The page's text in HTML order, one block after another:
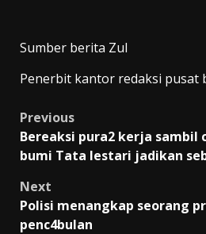
Sumber berita Zul
Penerbit kantor redaksi pusat
Post
navigation
Previous
Bereaksi pura2 kerja sambil
bumi Tata lestari jadikan
Next
Polisi menangkap seorang
penc4bulan